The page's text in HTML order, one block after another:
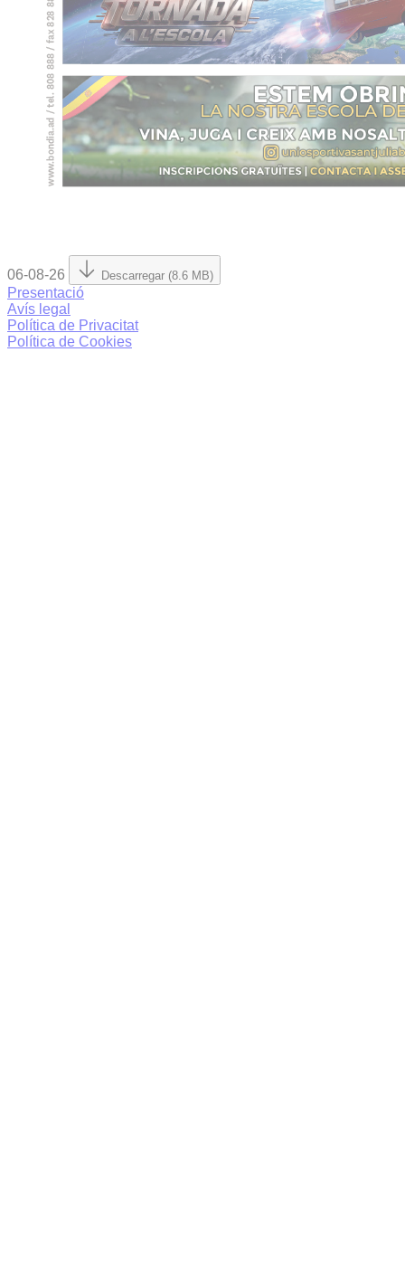
06-08-26 Descarregar (8.6 MB)
Presentació
Avís legal
Política de Privacitat
Política de Cookies